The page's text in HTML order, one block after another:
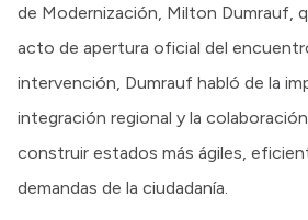
de Modernización, Milton Dumrauf,
acto de apertura oficial del
intervención, Dumrauf habló de la
integración regional y la
construir estados más ágiles,
demandas de la ciudadanía.